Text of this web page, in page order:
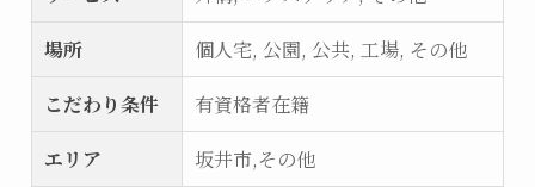
場所
個人宅, 公園, 公共, 工場, その他
こだわり条件
有資格者在籍
エリア
坂井市,その他